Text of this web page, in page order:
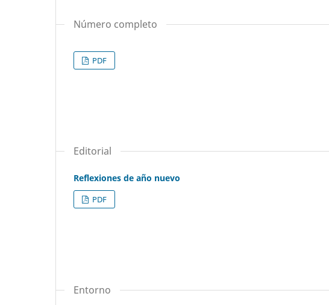
Número completo
PDF
Editorial
Reflexiones de año nuevo
PDF
Entorno